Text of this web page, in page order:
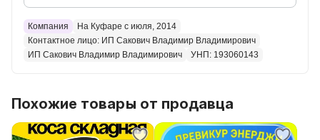
NEW Ручная садовая коса. Серп складной на
длинной ручке 50 см
Компания
На Куфаре с июля, 2014
Контактное лицо: ИП Сакович Владимир Владимирович
ИП Сакович Владимир Владимирович
УНП: 193060143
Похожие товары от продавца